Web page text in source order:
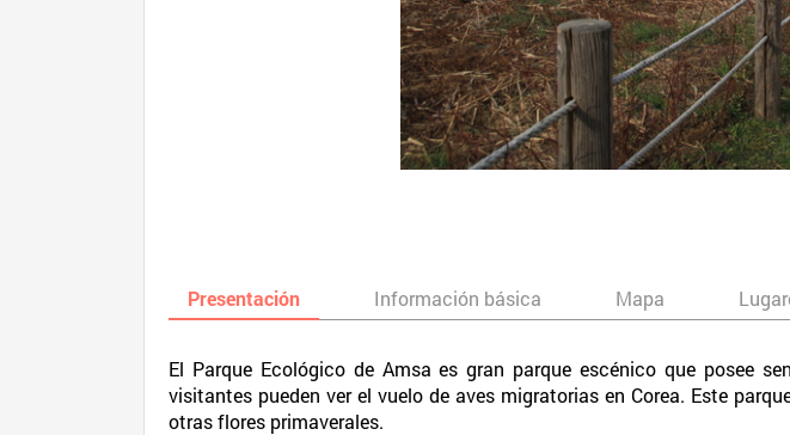
Presentación Información básica Mapa
El Parque Ecológico de Amsa es gran parque escénico que posee
visitantes pueden ver el vuelo de aves migratorias en Corea. Este
otras flores primaverales.